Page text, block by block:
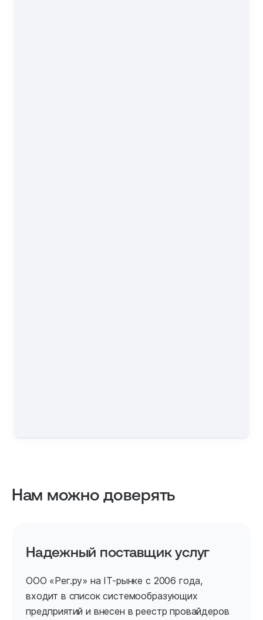
Нам можно доверять
Надежный поставщик услуг
ООО «Рег.ру» на IT-рынке с 2006 года,
входит в список системообразующих
предприятий и внесен в реестр провайдеров